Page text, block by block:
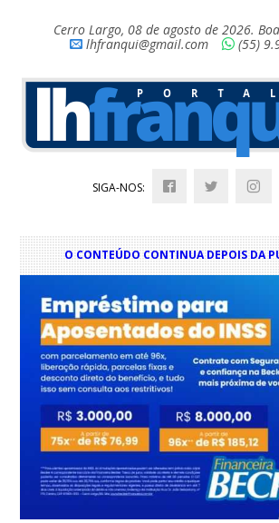
Cerro Largo, 08 de agosto de 2026.
lhfranqui@gmail.com
(55)
SIGA-NOS:
O CONTEÚDO CONTINUA DEPOIS DA